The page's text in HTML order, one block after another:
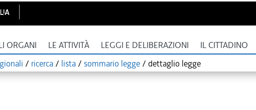
ORGANI LE ATTIVITÀ LEGGI E DELIBERAZIONI IL CITTADINO
/ ricerca / lista / sommario legge / dettaglio legge